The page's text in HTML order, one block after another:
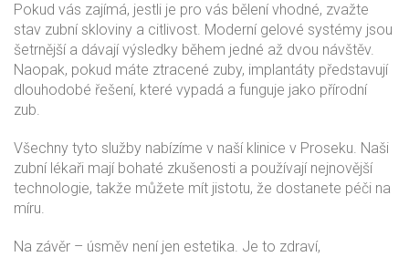
Pokud vás zajímá, jestli je pro vás bělení vhodné, zvažte
stav zubní skloviny a citlivost. Moderní gelové systémy jsou
šetrnější a dávají výsledky během jedné až dvou návštěv.
Naopak, pokud máte ztracené zuby, implantáty představují
dlouhodobé řešení, které vypadá a funguje jako přírodní
zub.
Všechny tyto služby nabízíme v naší klinice v Proseku. Naši
zubní lékaři mají bohaté zkušenosti a používají nejnovější
technologie, takže můžete mít jistotu, že dostanete péči na
míru.
Na závěr – úsměv není jen estetika. Je to zdraví,